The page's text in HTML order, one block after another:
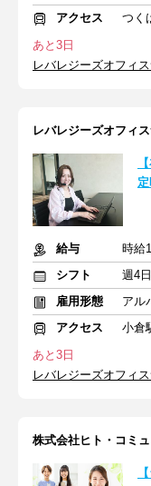
アクセス
つく
あと3日
レバレジーズオフィ
レバレジーズオフィ
給与
時給
シフト
週4
雇用形態
アル
アクセス
小倉
あと3日
レバレジーズオフィ
株式会社ヒト・コミ